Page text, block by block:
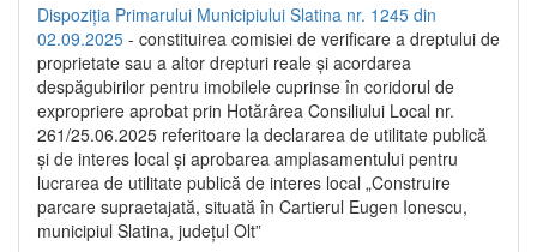
Dispoziția Primarului Municipiului Slatina nr. 1245 din
02.09.2025 - constituirea comisiei de verificare a dreptului de
proprietate sau a altor drepturi reale și acordarea
despăgubirilor pentru imobilele cuprinse în coridorul de
expropriere aprobat prin Hotărârea Consiliului Local nr.
261/25.06.2025 referitoare la declararea de utilitate publică
și de interes local și aprobarea amplasamentului pentru
lucrarea de utilitate publică de interes local „Construire
parcare supraetajată, situată în Cartierul Eugen Ionescu,
municipiul Slatina, județul Olt”